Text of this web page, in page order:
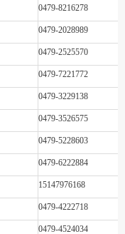
0479-8216278
0479-2028989
0479-2525570
0479-7221772
0479-3229138
0479-3526575
0479-5228603
0479-6222884
15147976168
0479-4222718
0479-4524034